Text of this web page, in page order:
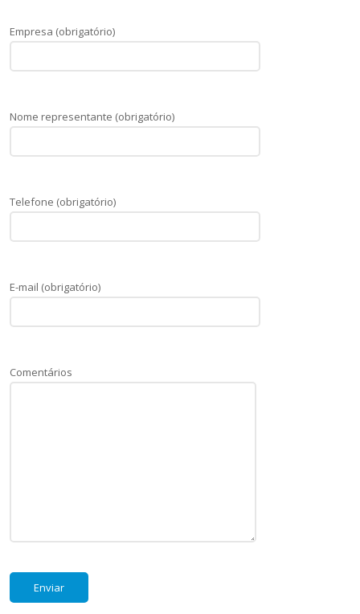
Empresa (obrigatório)
Nome representante (obrigatório)
Telefone (obrigatório)
E-mail (obrigatório)
Comentários